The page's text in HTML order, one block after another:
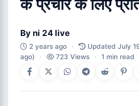
के प्रचार के लिए
By ni 24 live
2 years ago · Updated July
ago)
· 723 Views · 1 min read